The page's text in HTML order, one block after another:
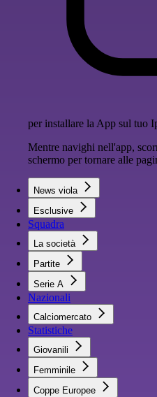
per installare la App sul tuo
Mentre navighi nell'app,
schermo per tornare alle
News viola
Esclusive
Squadra
La società
Partite
Serie A
Nazionali
Calciomercato
Statistiche
Giovanili
Femminile
Coppe Europee